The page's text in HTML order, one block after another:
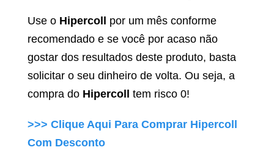
Use o Hipercoll
por um mês conforme
recomendado e se você por acaso não
gostar dos resultados deste produto, basta
solicitar o seu dinheiro de volta. Ou seja, a
compra do Hipercoll tem risco 0!
>>> Clique Aqui Para Comprar Hipercoll
Com Desconto